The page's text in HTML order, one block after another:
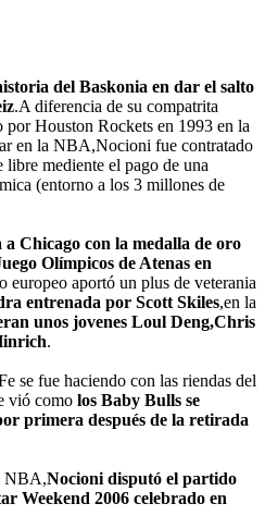
del Baskonia en dar el salto
.A diferencia de su compatrita
Houston Rockets en 1993 en la
en la NBA,Nocioni fue contratado
mediente el pago de una
(entorno a los 3 millones de
a Chicago con la medalla de oro
Olímpicos de Atenas en
europeo aportó un plus de veterania
entrenada por Scott Skiles,en la
unos jovenes Loul Deng,Chris
.
se fue haciendo con las riendas del
vió como los Baby Bulls se
primera después de la retirada
NBA,Nocioni disputó el partido
Weekend 2006 celebrado en